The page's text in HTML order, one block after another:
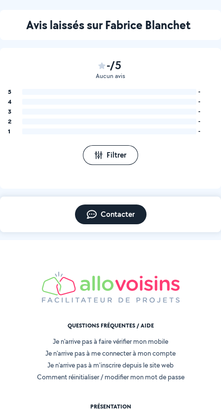
Avis laissés sur Fabrice Blanchet
-/5
Aucun avis
5
-
4
-
3
-
2
-
1
-
Filtrer
Contacter
QUESTIONS FRÉQUENTES / AIDE
Je n'arrive pas à faire vérifier mon mobile
Je n'arrive pas à me connecter à mon compte
Je n'arrive pas à m'inscrire depuis le site web
Comment réinitialiser / modifier mon mot de passe
PRÉSENTATION